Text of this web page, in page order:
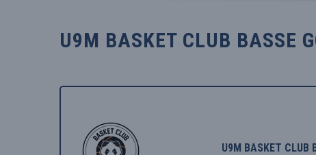
U9M BASKET CLUB BASSE
U9M BASKET CLUB